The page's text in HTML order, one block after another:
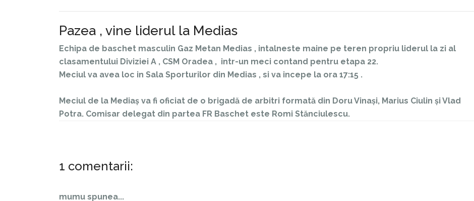
Pazea , vine liderul la Medias
Echipa de baschet masculin Gaz Metan Medias , intalneste maine pe teren propriu liderul la zi al
clasamentului Diviziei A , CSM Oradea , intr-un meci contand pentru etapa 22.
Meciul va avea loc in Sala Sporturilor din Medias , si va incepe la ora 17:15 .
Meciul de la Mediaș va fi oficiat de o brigadă de arbitri formată din Doru Vinași, Marius Ciulin și Vlad
Potra. Comisar delegat din partea FR Baschet este Romi Stănciulescu.
1 comentarii:
mumu spunea...